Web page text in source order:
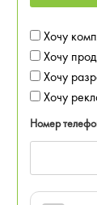
Хочу
Хочу
Хочу
Хочу
Номер